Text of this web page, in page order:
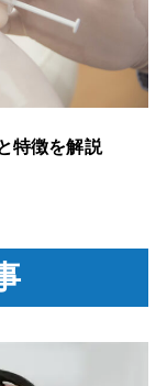
特徴を解説